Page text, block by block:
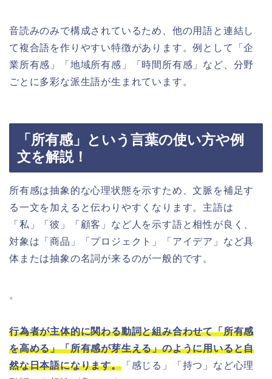
音読みのみで構成されているため、他の用語と連結し
て複合語を作りやすい特徴があります。例として「企
業所有感」「地域所有感」「時間所有感」など、分野
ごとに多彩な派生語が生まれています。
「所有感」という言葉の使い方や例
文を解説！
所有感は抽象的な心理状態を示すため、文脈を補足す
る一文を加えると伝わりやすくなります。主語は
「私」「彼」「顧客」など人を示す語と相性が良く、
対象は「商品」「プロジェクト」「アイデア」など具
体または抽象の名詞が来るのが一般的です。
。
行為者が主体的に関わる動詞と組み合わせて「所有感
を高める」「所有感が芽生える」のように用いると自
然な日本語になります。「感じる」「持つ」など心理